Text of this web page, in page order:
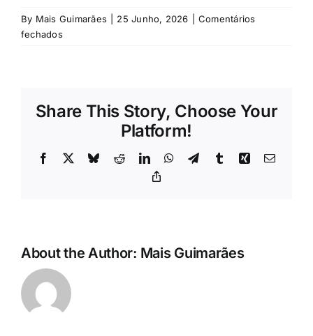
By Mais Guimarães 25 Junho, 2026
Comentários
fechadosem
Share This Story, Choose Your
Platform!
Facebook BlueskyRedditLinkedInWhatsApp
TelegramTumblrXing Email
About the Author: Mais Guimarães